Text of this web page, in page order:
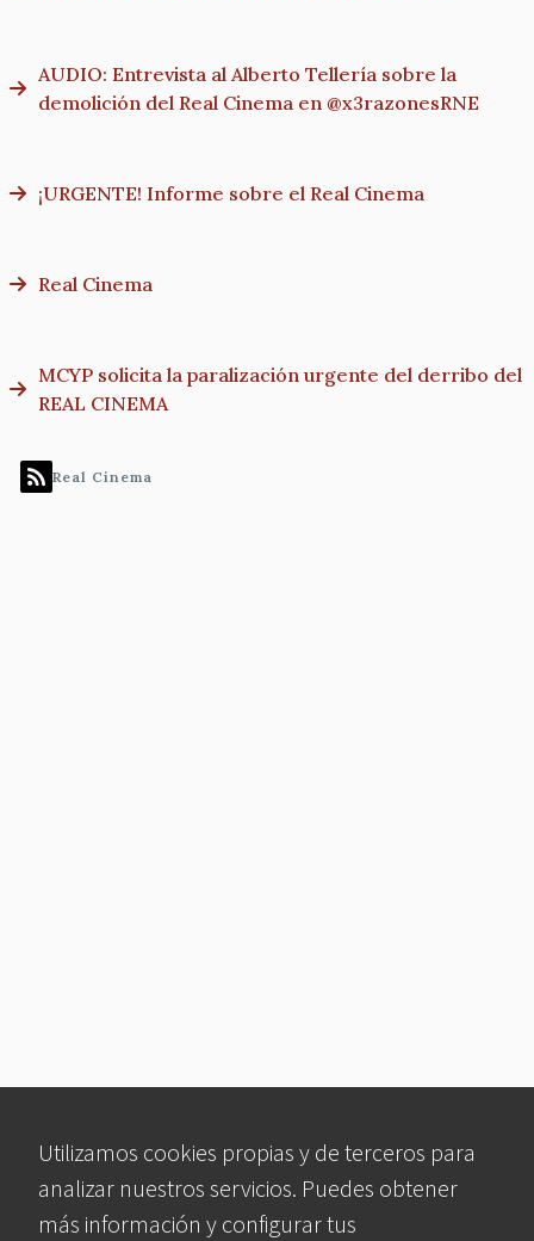
Utilizamos cookies propias y de terceros para
analizar nuestros servicios. Puedes obtener
más información y configurar tus
AUDIO: Entrevista al Alberto Tellería sobre la
demolición del Real Cinema en @x3razonesRNE
¡URGENTE! Informe sobre el Real Cinema
Real Cinema
MCYP solicita la paralización urgente del derribo del
REAL CINEMA
Real Cinema